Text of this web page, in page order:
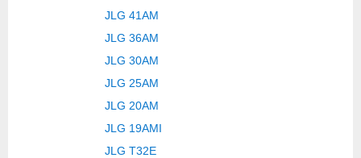
JLG 41AM
JLG 36AM
JLG 30AM
JLG 25AM
JLG 20AM
JLG 19AMI
JLG T32E